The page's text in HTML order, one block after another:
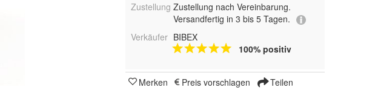
Zustellung Zustellung nach Vereinbarung.
Versandfertig in 3 bis 5 Tagen.
Verkäufer BIBEX
100% positiv
Merken Preis vorschlagen Teilen